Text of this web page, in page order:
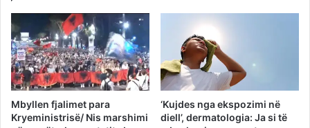
Mbyllen fjalimet para
Kryeministrisë/ Nis marshimi
‘Kujdes nga ekspozimi në
diell’, dermatologia: Ja si të